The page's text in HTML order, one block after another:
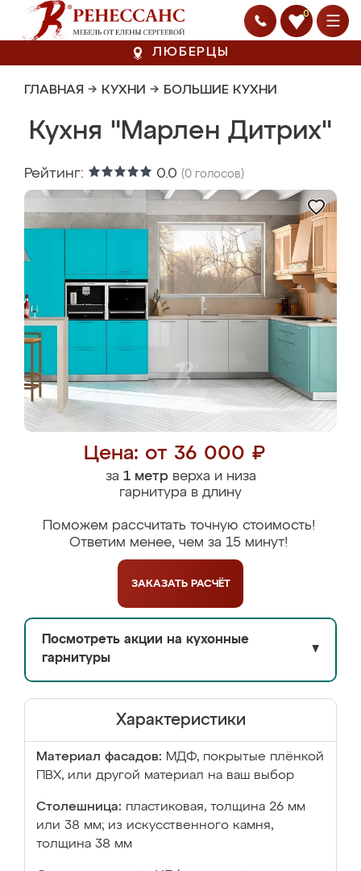
0
ЛЮБЕРЦЫ
ГЛАВНАЯ → КУХНИ → БОЛЬШИЕ КУХНИ
Кухня "Марлен Дитрих"
Рейтинг: 0.0 (0 голосов)
Цена: от 36 000 ₽
за 1 метрверха и низа
гарнитура в длину
Поможем рассчитать точную стоимость!
Ответим менее, чем за 15 минут!
ЗАКАЗАТЬ РАСЧЁТ
Посмотреть акции на кухонные
гарнитуры
▼
Характеристики
Материал фасадов: МДФ, покрытые плёнкой
ПВХ, или другой материал на ваш выбор
Столешница: пластиковая, толщина 26 мм
или 38 мм; из искусственного камня,
толщина 38 мм